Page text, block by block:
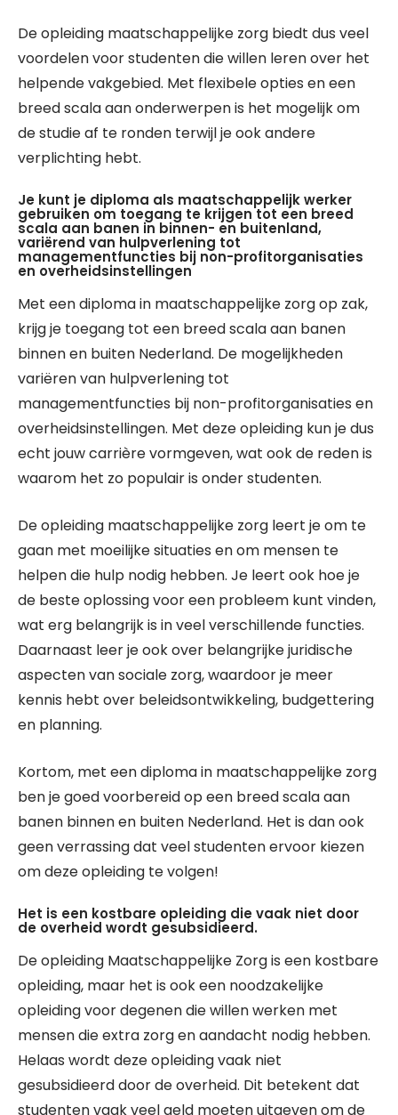
De opleiding maatschappelijke zorg biedt dus veel
voordelen voor studenten die willen leren over het
helpende vakgebied. Met flexibele opties en een
breed scala aan onderwerpen is het mogelijk om
de studie af te ronden terwijl je ook andere
verplichting hebt.
Je kunt je diploma als maatschappelijk werker
gebruiken om toegang te krijgen tot een breed
scala aan banen in binnen- en buitenland,
variërend van hulpverlening tot
managementfuncties bij non-profitorganisaties
en overheidsinstellingen
Met een diploma in maatschappelijke zorg op zak,
krijg je toegang tot een breed scala aan banen
binnen en buiten Nederland. De mogelijkheden
variëren van hulpverlening tot
managementfuncties bij non-profitorganisaties en
overheidsinstellingen. Met deze opleiding kun je dus
echt jouw carrière vormgeven, wat ook de reden is
waarom het zo populair is onder studenten.
De opleiding maatschappelijke zorg leert je om te
gaan met moeilijke situaties en om mensen te
helpen die hulp nodig hebben. Je leert ook hoe je
de beste oplossing voor een probleem kunt vinden,
wat erg belangrijk is in veel verschillende functies.
Daarnaast leer je ook over belangrijke juridische
aspecten van sociale zorg, waardoor je meer
kennis hebt over beleidsontwikkeling, budgettering
en planning.
Kortom, met een diploma in maatschappelijke zorg
ben je goed voorbereid op een breed scala aan
banen binnen en buiten Nederland. Het is dan ook
geen verrassing dat veel studenten ervoor kiezen
om deze opleiding te volgen!
Het is een kostbare opleiding die vaak niet door
de overheid wordt gesubsidieerd.
De opleiding Maatschappelijke Zorg is een kostbare
opleiding, maar het is ook een noodzakelijke
opleiding voor degenen die willen werken met
mensen die extra zorg en aandacht nodig hebben.
Helaas wordt deze opleiding vaak niet
gesubsidieerd door de overheid. Dit betekent dat
studenten vaak veel geld moeten uitgeven om de